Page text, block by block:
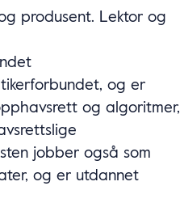
produsent. Lektor og
og er
og algoritmer,
jobber også som
og er utdannet